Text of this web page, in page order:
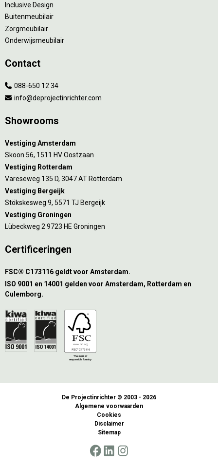
Inclusive Design
Buitenmeubilair
Zorgmeubilair
Onderwijsmeubilair
Contact
088-650 12 34
info@deprojectinrichter.com
Showrooms
Vestiging Amsterdam
Skoon 56, 1511 HV Oostzaan
Vestiging Rotterdam
Vareseweg 135 D, 3047 AT Rotterdam
Vestiging Bergeijk
Stökskesweg 9, 5571 TJ Bergeijk
Vestiging Groningen
Lübeckweg 2 9723 HE Groningen
Certificeringen
FSC® C173116 geldt voor Amsterdam.
ISO 9001 en 14001 gelden voor Amsterdam, Rotterdam en
Culemborg.
De Projectinrichter © 2003 - 2026
Algemene voorwaarden
Cookies
Disclaimer
Sitemap